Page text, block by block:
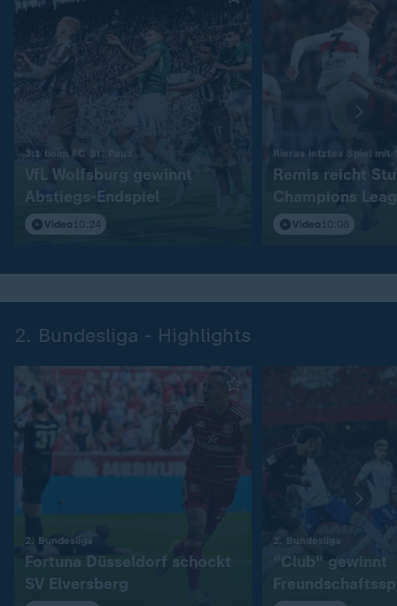
3:1 beim FC St. Pauli
VfL Wolfsburg gewinnt
Abstiegs-Endspiel
Video 10:24
Rieras letztes Spiel mit
Remis reicht
Champions
Video 10:08
2. Bundesliga - Highlights
2. Bundesliga
Fortuna Düsseldorf schockt
SV Elversberg
2. Bundesliga
"Club" gewinnt